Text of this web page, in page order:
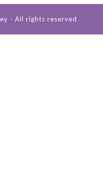
- All rights reserved